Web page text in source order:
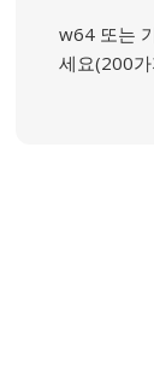
w64 또는
세요(200